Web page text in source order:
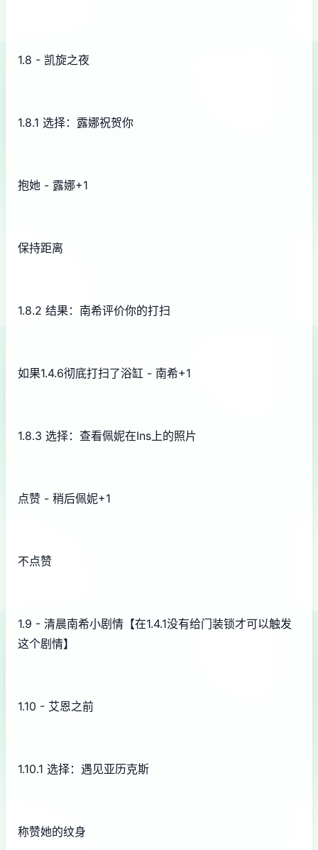
1.8 - 凯旋之夜
1.8.1 选择：露娜祝贺你
抱她 - 露娜+1
保持距离
1.8.2 结果：南希评价你的打扫
如果1.4.6彻底打扫了浴缸 - 南希+1
1.8.3 选择：查看佩妮在Ins上的照片
点赞 - 稍后佩妮+1
不点赞
1.9 - 清晨南希小剧情【在1.4.1没有给门装锁才可以触发
这个剧情】
1.10 - 艾恩之前
1.10.1 选择：遇见亚历克斯
称赞她的纹身